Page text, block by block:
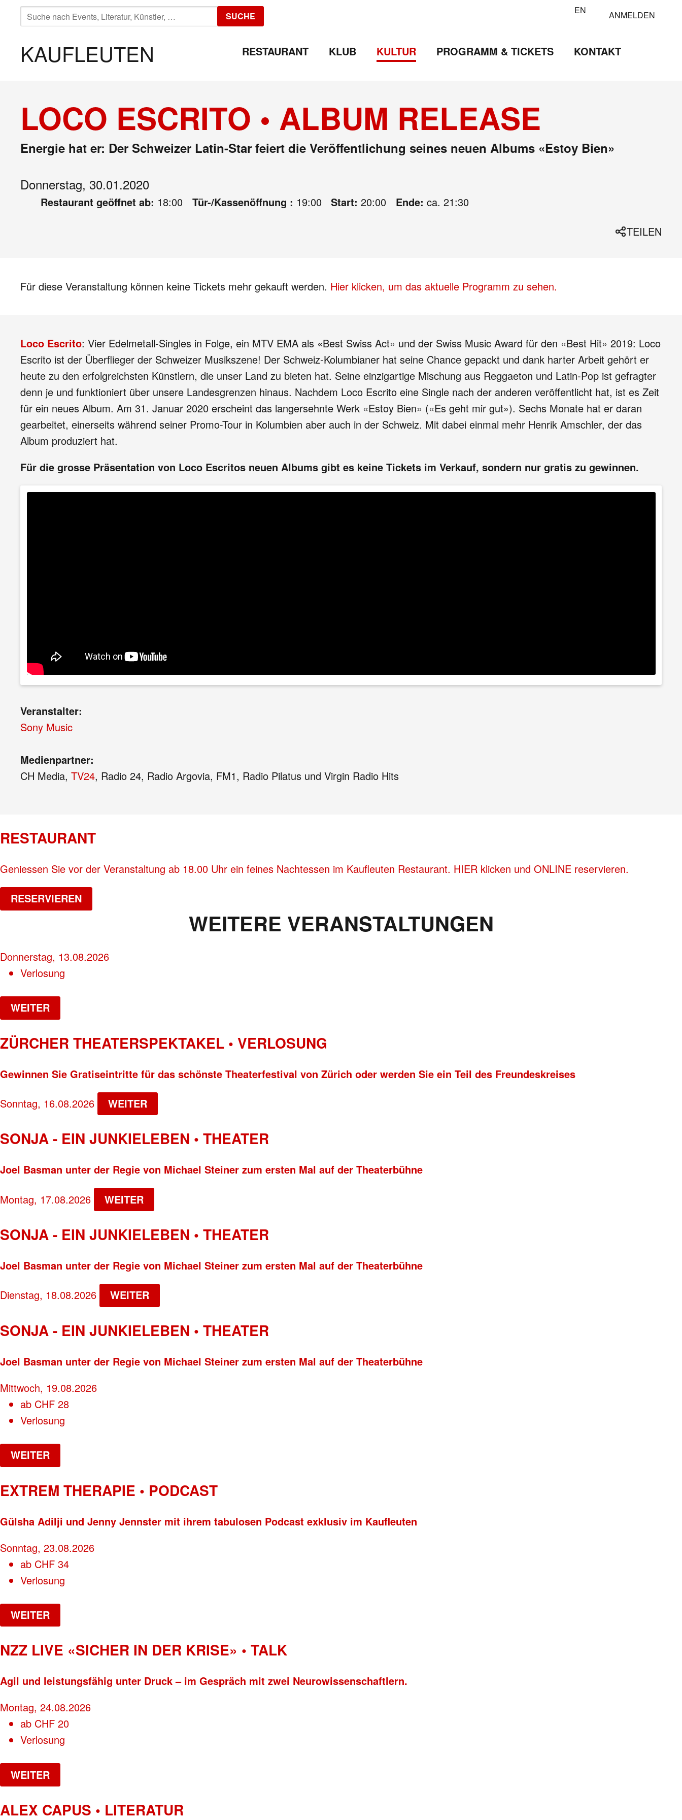
SUCHE
NACH:
SUCHE EN ANMELDEN
KAUFLEUTEN RESTAURANT KLUB KULTUR PROGRAMM & TICKETS KONTAKT
LOCO ESCRITO • ALBUM RELEASE
Energie hat er: Der Schweizer Latin-Star feiert die Veröffentlichung seines neuen Albums «Estoy Bien»
Donnerstag, 30.01.2020
Restaurant geöffnet ab: 18:00 Tür-/Kassenöffnung : 19:00 Start: 20:00 Ende: ca. 21:30
TEILEN
Für diese Veranstaltung können keine Tickets mehr gekauft werden. Hier klicken, um das aktuelle Programm zu sehen.
Loco Escrito: Vier Edelmetall-Singles in Folge, ein MTV EMA als «Best Swiss Act» und der Swiss Music Award für den «Best Hit» 2019: Loco
Escrito ist der Überflieger der Schweizer Musikszene! Der Schweiz-Kolumbianer hat seine Chance gepackt und dank harter Arbeit gehört er
heute zu den erfolgreichsten Künstlern, die unser Land zu bieten hat. Seine einzigartige Mischung aus Reggaeton und Latin-Pop ist gefragter
denn je und funktioniert über unsere Landesgrenzen hinaus. Nachdem Loco Escrito eine Single nach der anderen veröffentlicht hat, ist es Zeit
für ein neues Album. Am 31. Januar 2020 erscheint das langersehnte Werk «Estoy Bien» («Es geht mir gut»). Sechs Monate hat er daran
gearbeitet, einerseits während seiner Promo-Tour in Kolumbien aber auch in der Schweiz. Mit dabei einmal mehr Henrik Amschler, der das
Album produziert hat.
Für die grosse Präsentation von Loco Escritos neuen Albums gibt es keine Tickets im Verkauf, sondern nur gratis zu gewinnen.
Veranstalter:
Sony Music
Medienpartner:
CH Media, TV24, Radio 24, Radio Argovia, FM1, Radio Pilatus und Virgin Radio Hits
RESTAURANT
Geniessen Sie vor der Veranstaltung ab 18.00 Uhr ein feines Nachtessen im Kaufleuten Restaurant. HIER klicken und ONLINE reservieren.
RESERVIEREN
WEITERE VERANSTALTUNGEN
Donnerstag, 13.08.2026
Verlosung
WEITER
ZÜRCHER THEATERSPEKTAKEL • VERLOSUNG
Gewinnen Sie Gratiseintritte für das schönste Theaterfestival von Zürich oder werden Sie ein Teil des Freundeskreises
Sonntag, 16.08.2026 WEITER
SONJA - EIN JUNKIELEBEN • THEATER
Joel Basman unter der Regie von Michael Steiner zum ersten Mal auf der Theaterbühne
Montag, 17.08.2026 WEITER
SONJA - EIN JUNKIELEBEN • THEATER
Joel Basman unter der Regie von Michael Steiner zum ersten Mal auf der Theaterbühne
Dienstag, 18.08.2026 WEITER
SONJA - EIN JUNKIELEBEN • THEATER
Joel Basman unter der Regie von Michael Steiner zum ersten Mal auf der Theaterbühne
Mittwoch, 19.08.2026
ab CHF 28
Verlosung
WEITER
EXTREM THERAPIE • PODCAST
Gülsha Adilji und Jenny Jennster mit ihrem tabulosen Podcast exklusiv im Kaufleuten
Sonntag, 23.08.2026
ab CHF 34
Verlosung
WEITER
NZZ LIVE «SICHER IN DER KRISE» • TALK
Agil und leistungsfähig unter Druck – im Gespräch mit zwei Neurowissenschaftlern.
Montag, 24.08.2026
ab CHF 20
Verlosung
WEITER
ALEX CAPUS • LITERATUR